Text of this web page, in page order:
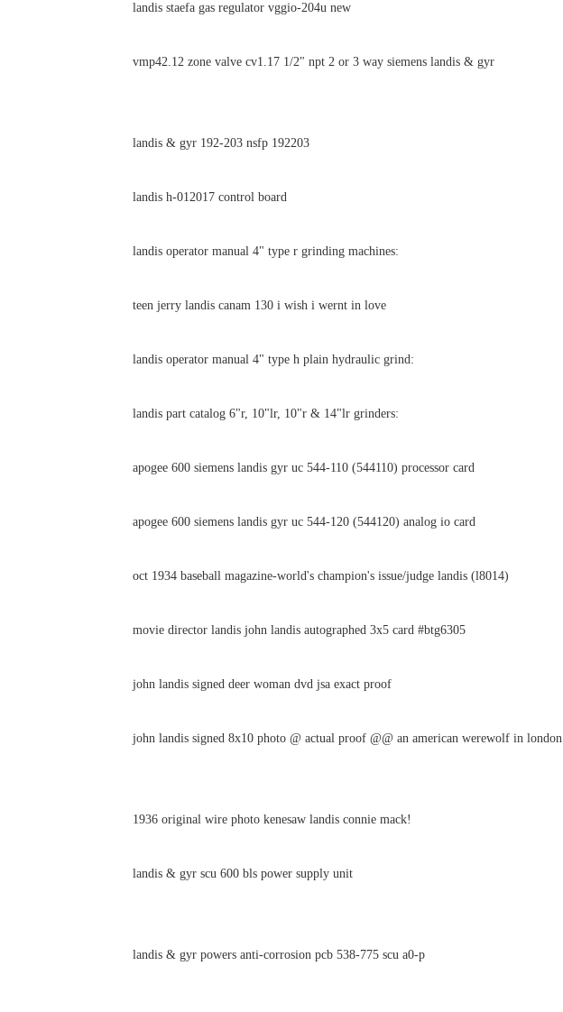
landis staefa gas regulator vggio-204u new
vmp42.12 zone valve cv1.17 1/2" npt 2 or 3 way siemens landis & gyr
landis & gyr 192-203 nsfp 192203
landis h-012017 control board
landis operator manual 4" type r grinding machines:
teen jerry landis canam 130 i wish i wernt in love
landis operator manual 4" type h plain hydraulic grind:
landis part catalog 6"r, 10"lr, 10"r & 14"lr grinders:
apogee 600 siemens landis gyr uc 544-110 (544110) processor card
apogee 600 siemens landis gyr uc 544-120 (544120) analog io card
oct 1934 baseball magazine-world's champion's issue/judge landis (l8014)
movie director landis john landis autographed 3x5 card #btg6305
john landis signed deer woman dvd jsa exact proof
john landis signed 8x10 photo @ actual proof @@ an american werewolf in london
1936 original wire photo kenesaw landis connie mack!
landis & gyr scu 600 bls power supply unit
landis & gyr powers anti-corrosion pcb 538-775 scu a0-p